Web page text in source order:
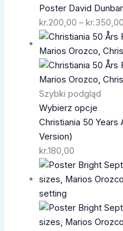
Poster David
kr.200,00 – kr.350,00
Szybki podgląd
Wybierz opcje
Christiania 50 Years
Version)
kr.180,00